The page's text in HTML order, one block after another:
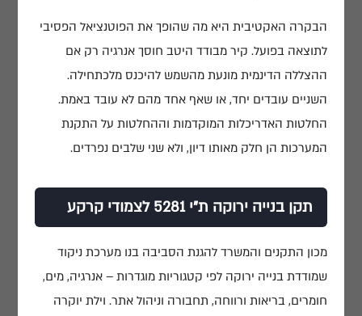
הבקרה האקטיבית היא מה שהופך את הפוטנציאל הפסיבי
לתוצאה בפועל. קיר מבודד היטב חוסך אנרגיה רק אם
ההצללה הדינמית מונעת מהשמש להיכנס מלכתחילה.
השניים עובדים יחד, או שאף אחד מהם לא עובד באמת.
החלטות האדריכלות המוקדמות וההחלטות על התקנת
המערכות הן חלק מאותו דיון, ולא שני שלבים נפרדים.
תקן בנייה ירוקה ת"י 5281 לצמודי קרקע
מכון התקנים והמשרד להגנת הסביבה בנו מערכת ניקוד
שמודדת בנייה ירוקה לפי קטגוריות מוגדרות – אנרגיה, מים,
חומרים, בריאות ורווחה, תחבורה וניהול אתר. וילת יוקרה